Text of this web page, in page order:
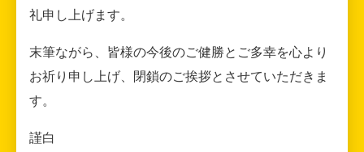
礼申し上げます。
末筆ながら、皆様の今後のご健勝とご多幸を心より
お祈り申し上げ、閉鎖のご挨拶とさせていただきま
す。
謹白